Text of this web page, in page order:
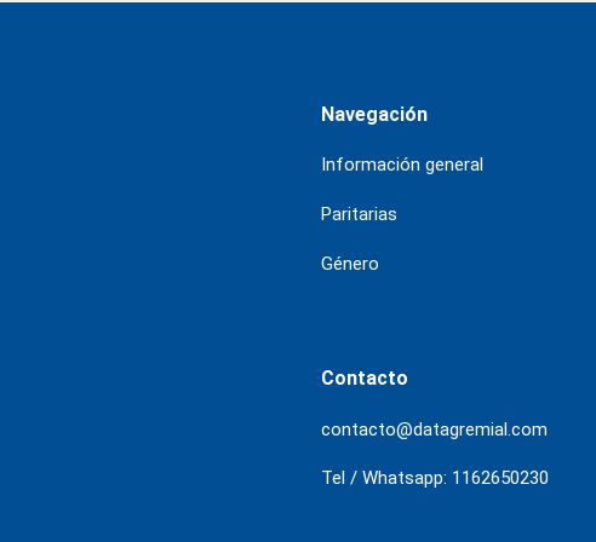
Navegación
Información general
Paritarias
Género
Contacto
contacto@datagremial.com
Tel / Whatsapp: 1162650230